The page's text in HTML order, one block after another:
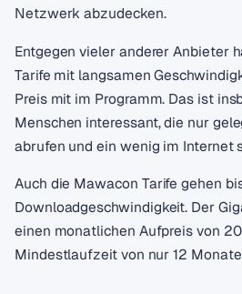
Netzwerk abzudecken​.
Entgegen vieler anderer Anbieter
Tarife mit langsamen
Preis mit im Programm. Das ist
Menschen interessant, die nur
abrufen und ein wenig im Internet
Auch die Mawacon Tarife gehen
Downloadgeschwindigkeit. Der
einen monatlichen Aufpreis von
Mindestlaufzeit von nur 12